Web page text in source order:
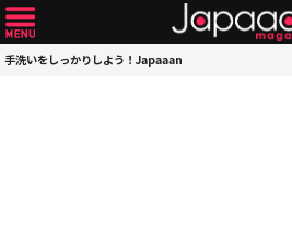
手洗いをしっかりしよう！Japaaan